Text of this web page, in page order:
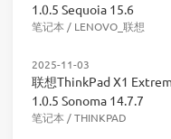
1.0.5 Sequoia 15.6
笔记本 / LENOVO_联想
2025-11-03
联想ThinkPad X1
1.0.5 Sonoma 14.7.7
笔记本 /THINKPAD